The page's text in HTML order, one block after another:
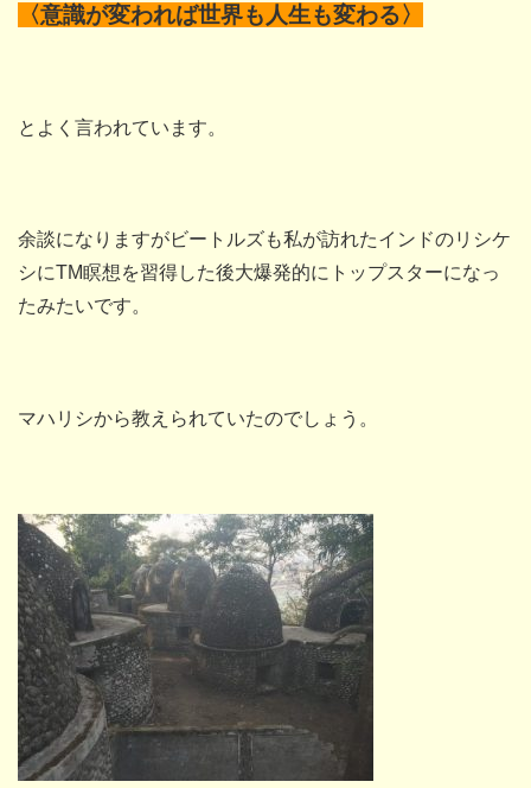
〈意識が変われば世界も人生も変わる〉
とよく言われています。
余談になりますがビートルズも私が訪れたインドのリシケ
シにTM瞑想を習得した後大爆発的にトップスターになっ
たみたいです。
マハリシから教えられていたのでしょう。